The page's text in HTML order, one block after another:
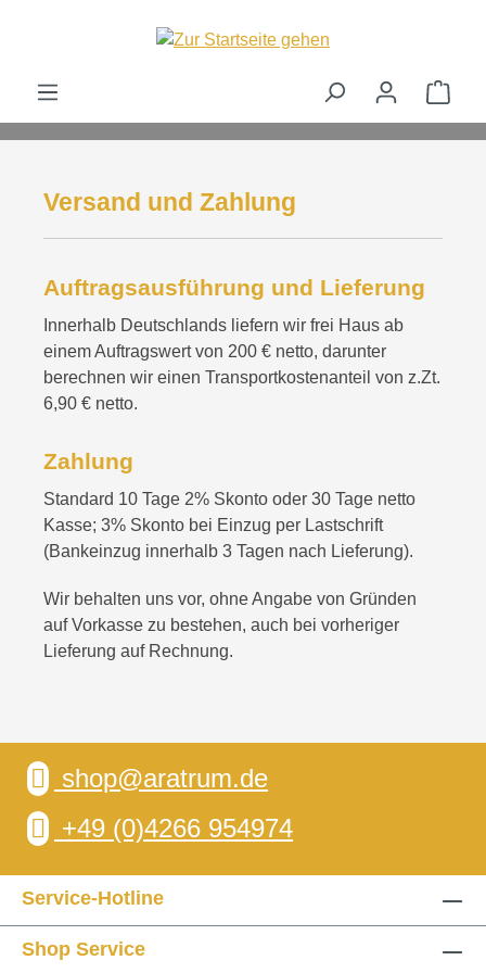
Versand und Zahlung
Auftragsausführung und Lieferung
Innerhalb Deutschlands liefern wir frei Haus ab
einem Auftragswert von 200 € netto, darunter
berechnen wir einen Transportkostenanteil von z.Zt.
6,90 € netto.
Zahlung
Standard 10 Tage 2% Skonto oder 30 Tage netto
Kasse; 3% Skonto bei Einzug per Lastschrift
(Bankeinzug innerhalb 3 Tagen nach Lieferung).
Wir behalten uns vor, ohne Angabe von Gründen
auf Vorkasse zu bestehen, auch bei vorheriger
Lieferung auf Rechnung.
shop@aratrum.de
+49 (0)4266 954974
Service-Hotline
Shop Service